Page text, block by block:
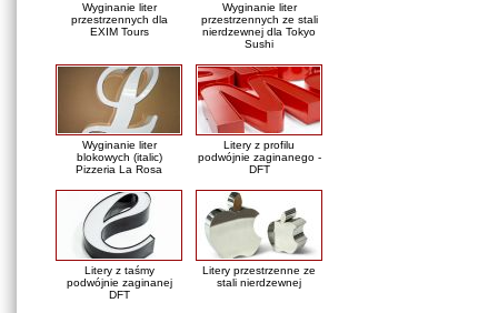
Wyginanie liter
przestrzennych dla
EXIM Tours
Wyginanie liter
przestrzennych ze stali
nierdzewnej dla Tokyo
Sushi
Wyginanie liter
blokowych (italic)
Pizzeria La Rosa
Litery z profilu
podwójnie zaginanego -
DFT
Litery z taśmy
podwójnie zaginanej
DFT
Litery przestrzenne ze
stali nierdzewnej